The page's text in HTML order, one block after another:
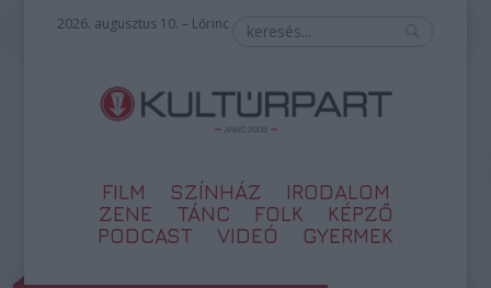
2026. augusztus 10. – Lőrinc
FILM SZÍNHÁZ
IRODALOM
ZENE
TÁNC FOLK
KÉPZŐ
PODCAST
VIDEÓ GYERMEK